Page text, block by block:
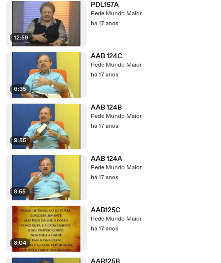
12:59
PDL157A
Rede Mundo Maior
há 17 anos
6:35
AAB 124C
Rede Mundo Maior
há 17 anos
9:55
AAB 124B
Rede Mundo Maior
há 17 anos
8:55
AAB 124A
Rede Mundo Maior
há 17 anos
8:04
AAB125C
Rede Mundo Maior
há 17 anos